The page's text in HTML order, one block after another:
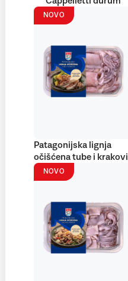
NOVO
Patagonijska lignja
očišćena tube i krakovi
NOVO